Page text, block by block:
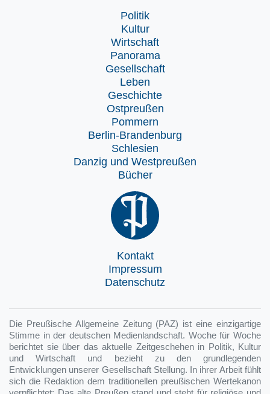
Politik
Kultur
Wirtschaft
Panorama
Gesellschaft
Leben
Geschichte
Ostpreußen
Pommern
Berlin-Brandenburg
Schlesien
Danzig und Westpreußen
Bücher
Kontakt
Impressum
Datenschutz
Die Preußische Allgemeine Zeitung (PAZ) ist eine einzigartige
Stimme in der deutschen Medienlandschaft. Woche für Woche
berichtet sie über das aktuelle Zeitgeschehen in Politik, Kultur
und Wirtschaft und bezieht zu den grundlegenden
Entwicklungen unserer Gesellschaft Stellung. In ihrer Arbeit fühlt
sich die Redaktion dem traditionellen preußischen Wertekanon